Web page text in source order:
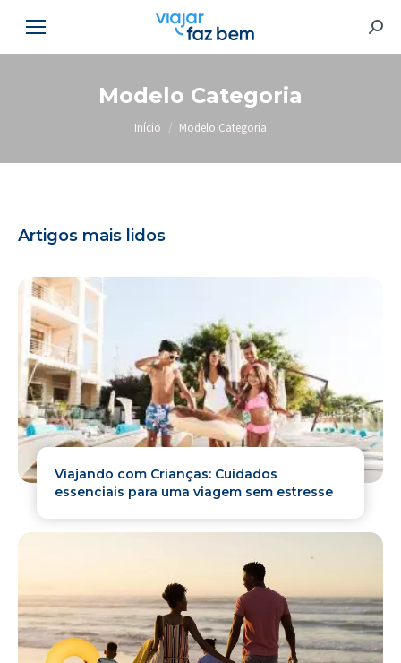
Modelo Categoria
Você está aqui:
Início Modelo Categoria
Artigos mais lidos
Viajando com Crianças: Cuidados
essenciais para uma viagem sem estresse